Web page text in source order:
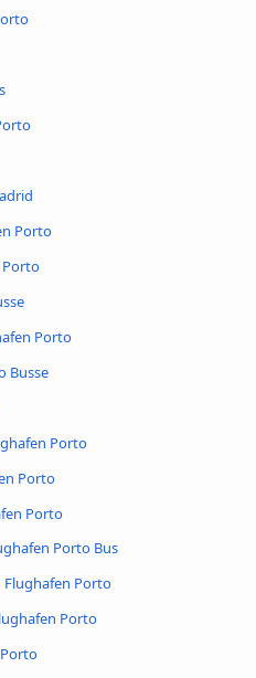
Porto
Porto
Porto
Busse
Porto
Porto
Porto
Porto Bus
Flughafen Porto
Porto